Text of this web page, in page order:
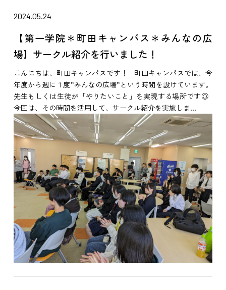
2024.05.24
【第一学院＊町田キャンパス＊みんなの広
場】サークル紹介を行いました！
こんにちは、町田キャンパスです！ 町田キャンパスでは、今
年度から週に１度”みんなの広場”という時間を設けています。
先生もしくは生徒が「やりたいこと」を実現する場所です◎
今回は、その時間を活用して、サークル紹介を実施しま...